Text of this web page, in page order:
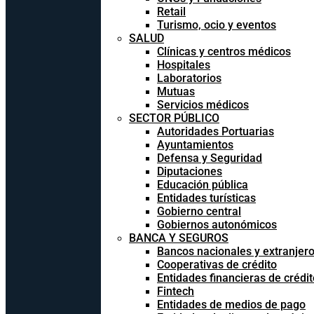
Retail
Turismo, ocio y eventos
SALUD
Clínicas y centros médicos
Hospitales
Laboratorios
Mutuas
Servicios médicos
SECTOR PÚBLICO
Autoridades Portuarias
Ayuntamientos
Defensa y Seguridad
Diputaciones
Educación pública
Entidades turísticas
Gobierno central
Gobiernos autonómicos
BANCA Y SEGUROS
Bancos nacionales y
Cooperativas de crédito
Entidades financieras de
Fintech
Entidades de medios de pago